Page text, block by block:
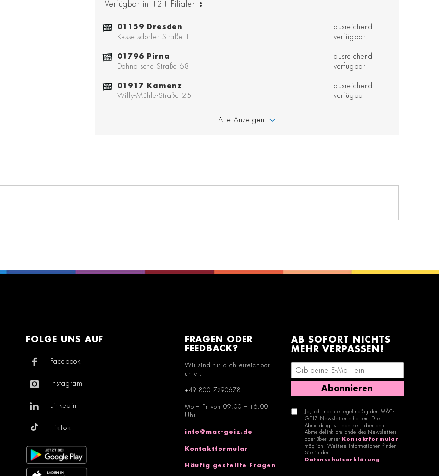
Verfügbar in 121 Filialen :
01159 Dresden
Kesselsdorfer Straße 1
ausreichend
verfügbar
01796 Pirna
Dohnaische Straße 68
ausreichend
verfügbar
01917 Kamenz
Willy-Mühle-Straße 25
ausreichend
verfügbar
Alle Anzeigen
FOLGE UNS AUF
Facebook
Instagram
Linkedin
TikTok
FRAGEN ODER
FEEDBACK?
Wir sind für dich erreichbar
unter:
+49 800 7290678
Mo – Fr von 09:00 – 16:00
Uhr
info@mac-geiz.de
Kontaktformular
Häufig gestellte Fragen
AB SOFORT NICHTS
MEHR VERPASSEN!
E-Mail-Adresse eingeben
Abonnieren
Ja, ich möchte regelmäßig den MÄC-
GEIZ Newsletter erhalten. Die
Abmeldung ist jederzeit über den
Abmeldelink am Ende des Newsletters
oder über unser
Kontaktformular
möglich. Weitere Informationen finden
Sie in der
Datenschutzerklärung .